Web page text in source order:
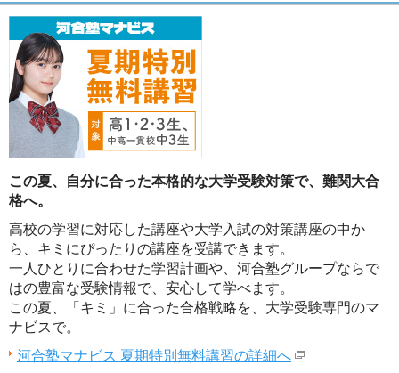
この夏、自分に合った本格的な大学受験対策で、難関大合
格へ。
高校の学習に対応した講座や大学入試の対策講座の中か
ら、キミにぴったりの講座を受講できます。
一人ひとりに合わせた学習計画や、河合塾グループならで
はの豊富な受験情報で、安心して学べます。
この夏、「キミ」に合った合格戦略を、大学受験専門のマ
ナビスで。
河合塾マナビス 夏期特別無料講習の詳細へ